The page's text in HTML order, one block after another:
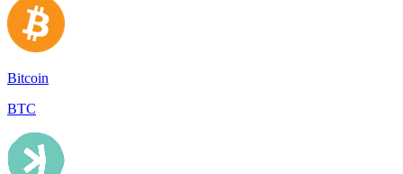
Bitcoin
BTC